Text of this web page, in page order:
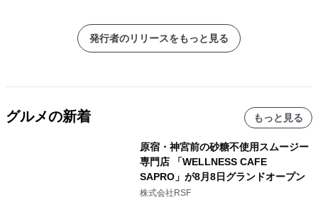
発行者のリリースをもっと見る
グルメの新着 もっと見る
原宿・神宮前の砂糖不使用スムージー
専門店 「WELLNESS CAFE
SAPRO」が8月8日グランドオープン
株式会社RSF